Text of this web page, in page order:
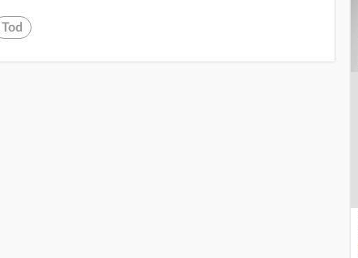
Tod